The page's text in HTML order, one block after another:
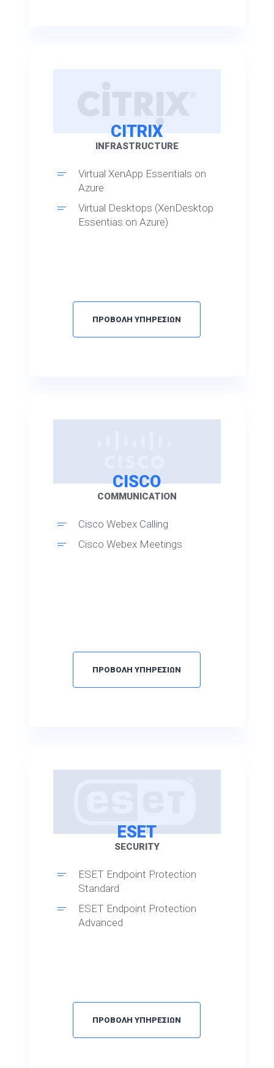
CITRIX
INFRASTRUCTURE
Virtual XenApp Essentials on
Azure
Virtual Desktops (XenDesktop
Essentias on Azure)
ΠΡΟΒΟΛΗ ΥΠΗΡΕΣΙΩΝ
CISCO
COMMUNICATION
Cisco Webex Calling
Cisco Webex Meetings
ΠΡΟΒΟΛΗ ΥΠΗΡΕΣΙΩΝ
ESET
SECURITY
ESET Endpoint Protection
Standard
ESET Endpoint Protection
Advanced
ΠΡΟΒΟΛΗ ΥΠΗΡΕΣΙΩΝ